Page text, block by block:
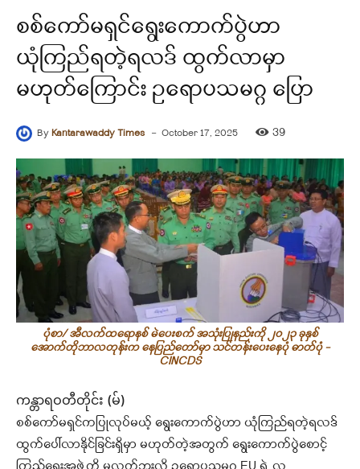
စစ်ကော်မရှင်ရွေးကောက်ပွဲဟာ
ယုံကြည်ရတဲ့ရလဒ် ထွက်လာမှာ
မဟုတ်ကြောင်း ဥရောပသမဂ္ဂ ပြော
ByKantarawaddy Times - October 17, 2025 39
ပုံစာ/ အီလက်ထရောနစ် မဲပေးစက် အသုံးပြုနည်းကို ၂၀၂၃ ခုနှစ်
အောက်တိုဘာလတုန်းက နေပြည်တော်မှာ သင်တန်းပေးနေပုံ ဓာတ်ပုံ -
CINCDS
ကန္တာရဝတီတိုင်း (မ်)
စစ်ကော်မရှင်ကပြုလုပ်မယ့် ရွေးကောက်ပွဲဟာ ယုံကြည်ရတဲ့ရလဒ်
ထွက်ပေါ်လာနိုင်ခြင်းရှိမှာ မဟုတ်တဲ့အတွက် ရွေးကောက်ပွဲစောင့်